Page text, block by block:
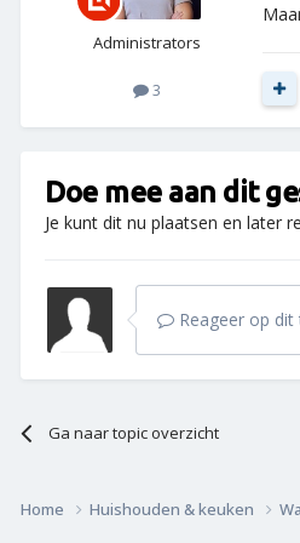
Administrators
3
Doe mee aan dit
Je kunt dit nu plaatsen en later
Reageer op dit
Ga naar topic overzicht
Home Huishouden & keuken